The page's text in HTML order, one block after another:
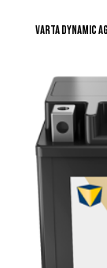
VARTA DYNAMIC